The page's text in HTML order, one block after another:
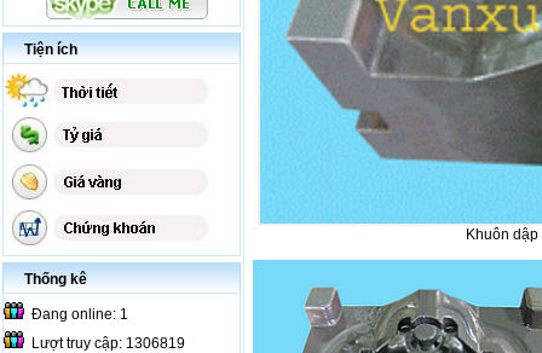
Tiện ích
Thống kê
Đang online: 1
Lượt truy cập: 1306819
Khuôn